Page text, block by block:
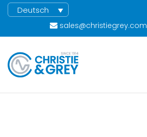
Deutsch
sales@christiegrey.com